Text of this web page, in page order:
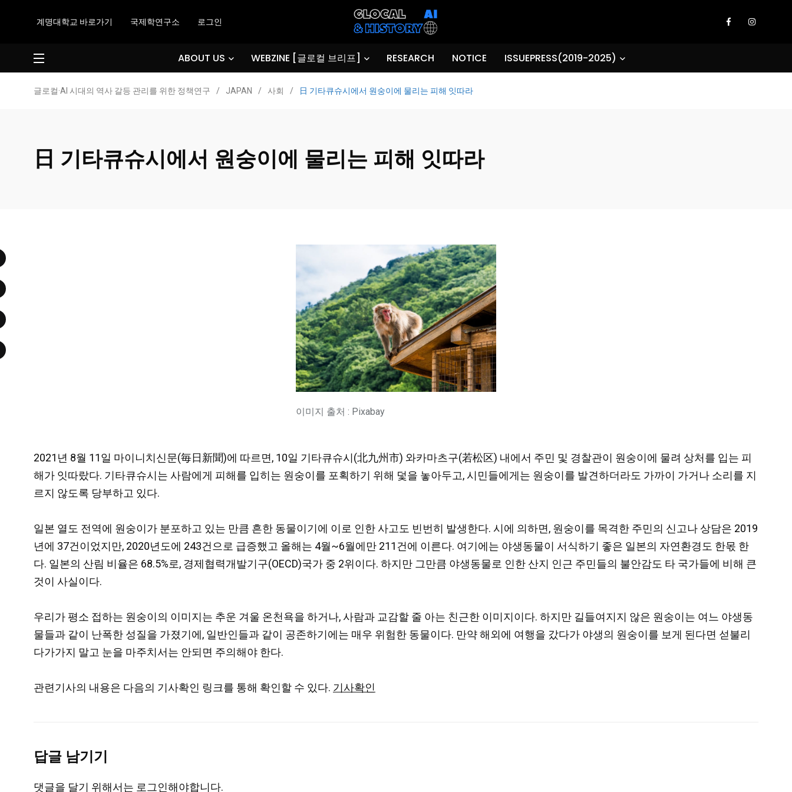
계명대학교 바로가기 국제학연구소 로그인
ABOUT US WEBZINE [글로컬 브리프] RESEARCH NOTICE ISSUEPRESS(2019-2025)
글로컬·AI 시대의 역사 갈등 관리를 위한 정책연구 / JAPAN / 사회 / 日 기타큐슈시에서 원숭이에 물리는 피해 잇따라
日 기타큐슈시에서 원숭이에 물리는 피해 잇따라
이미지 출처 : Pixabay
2021년 8월 11일 마이니치신문(毎日新聞)에 따르면, 10일 기타큐슈시(北九州市) 와카마츠구(若松区) 내에서 주민 및 경찰관이 원숭이에 물려 상처를 입는 피
해가 잇따랐다. 기타큐슈시는 사람에게 피해를 입히는 원숭이를 포획하기 위해 덫을 놓아두고, 시민들에게는 원숭이를 발견하더라도 가까이 가거나 소리를 지
르지 않도록 당부하고 있다.
일본 열도 전역에 원숭이가 분포하고 있는 만큼 흔한 동물이기에 이로 인한 사고도 빈번히 발생한다. 시에 의하면, 원숭이를 목격한 주민의 신고나 상담은 2019
년에 37건이었지만, 2020년도에 243건으로 급증했고 올해는 4월~6월에만 211건에 이른다. 여기에는 야생동물이 서식하기 좋은 일본의 자연환경도 한몫 한
다. 일본의 산림 비율은 68.5%로, 경제협력개발기구(OECD)국가 중 2위이다. 하지만 그만큼 야생동물로 인한 산지 인근 주민들의 불안감도 타 국가들에 비해 큰
것이 사실이다.
우리가 평소 접하는 원숭이의 이미지는 추운 겨울 온천욕을 하거나, 사람과 교감할 줄 아는 친근한 이미지이다. 하지만 길들여지지 않은 원숭이는 여느 야생동
물들과 같이 난폭한 성질을 가졌기에, 일반인들과 같이 공존하기에는 매우 위험한 동물이다. 만약 해외에 여행을 갔다가 야생의 원숭이를 보게 된다면 섣불리
다가가지 말고 눈을 마주치서는 안되면 주의해야 한다.
관련기사의 내용은 다음의 기사확인 링크를 통해 확인할 수 있다. 기사확인
답글 남기기
댓글을 달기 위해서는 로그인해야합니다.